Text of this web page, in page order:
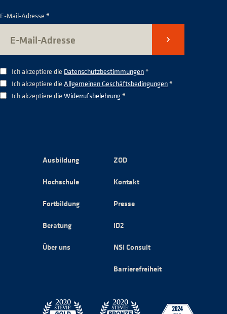
E-Mail-Adresse *
Senden
Ich akzeptiere die Datenschutzbestimmungen*
Ich akzeptiere die Allgemeinen Geschäftsbedingungen*
Ich akzeptiere die Widerrufsbelehrung*
Ausbildung
Hochschule
Fortbildung
Beratung
Über uns
ZOD
Kontakt
Presse
ID2
NSI Consult
Barrierefreiheit